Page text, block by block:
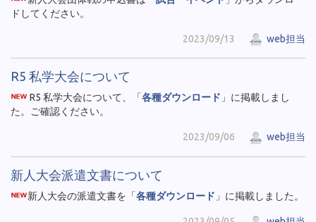
ドしてください。
2023/09/13 web担当
R5 私学大会について
R5 私学大会について、「各種ダウンロード 」に掲載しまし
た。ご確認ください。
2023/09/06 web担当
新人大会派遣文書について
新人大会の派遣文書を「各種ダウンロード 」に掲載しました。